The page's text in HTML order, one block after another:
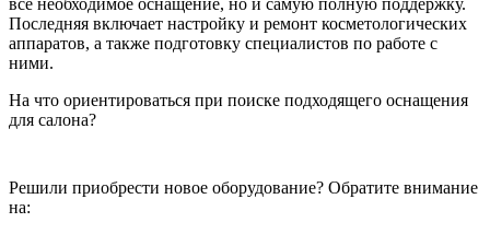
все необходимое оснащение, но и самую полную поддержку.
Последняя включает настройку и ремонт косметологических
аппаратов, а также подготовку специалистов по работе с
ними.
На что ориентироваться при поиске подходящего оснащения
для салона?
Решили приобрести новое оборудование? Обратите внимание
на: